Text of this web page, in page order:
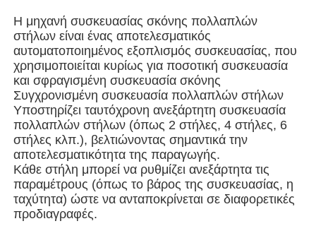
Μηχανή συσκευασίας σακούλας
μηχανή συσκευασίας τσαντών πλέγματος
Κάθετη μηχανή συσκευασίας
Οριζόντια μηχανή συσκευασίας
Η μηχανή συσκευασίας σκόνης πολλαπλών
στήλων είναι ένας αποτελεσματικός
αυτοματοποιημένος εξοπλισμός συσκευασίας, που
χρησιμοποιείται κυρίως για ποσοτική συσκευασία
και σφραγισμένη συσκευασία σκόνης
Συγχρονισμένη συσκευασία πολλαπλών στήλων
Υποστηρίζει ταυτόχρονη ανεξάρτητη συσκευασία
πολλαπλών στήλων (όπως 2 στήλες, 4 στήλες, 6
στήλες κλπ.), βελτιώνοντας σημαντικά την
αποτελεσματικότητα της παραγωγής.
Κάθε στήλη μπορεί να ρυθμίζει ανεξάρτητα τις
παραμέτρους (όπως το βάρος της συσκευασίας, η
ταχύτητα) ώστε να ανταποκρίνεται σε διαφορετικές
προδιαγραφές.